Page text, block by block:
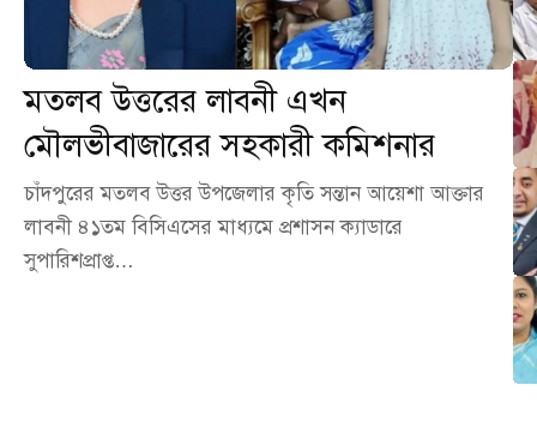
মতলব উত্তরের লাবনী এখন
মৌলভীবাজারের সহকারী কমিশনার
চাঁদপুরের মতলব উত্তর উপজেলার কৃতি সন্তান আয়েশা আক্তার
লাবনী ৪১তম বিসিএসের মাধ্যমে প্রশাসন ক্যাডারে
সুপারিশপ্রাপ্ত…